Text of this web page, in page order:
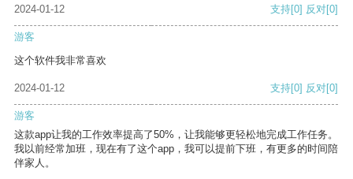
2024-01-12 支持[0] 反对[0]
游客
这个软件我非常喜欢
2024-01-12 支持[0] 反对[0]
游客
这款app让我的工作效率提高了50%，让我能够更轻松地完成工作任务。
我以前经常加班，现在有了这个app，我可以提前下班，有更多的时间陪
伴家人。